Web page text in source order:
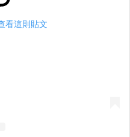
看這則貼文